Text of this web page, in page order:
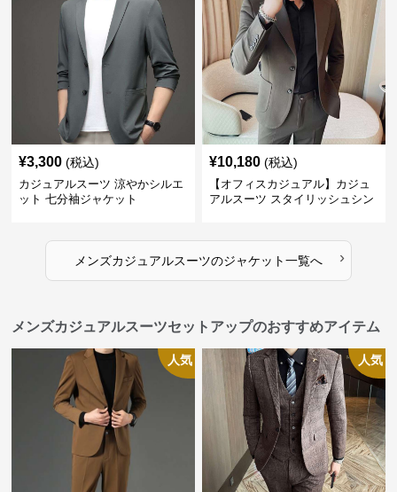
¥3,300 (税込)
カジュアルスーツ 涼やかシルエ
ット 七分袖ジャケット
¥10,180 (税込)
【オフィスカジュアル】カジュ
アルスーツ スタイリッシュシン
メンズカジュアルスーツのジャケット一覧へ ›
メンズカジュアルスーツセットアップのおすすめアイテム
人気 人気